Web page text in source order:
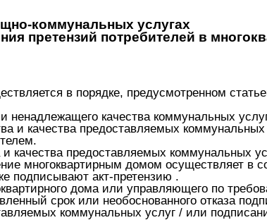
коммунальных услугах
претензий потребителей в
в порядке, предусмотренном
качества коммунальных
и качества предоставляемых
качества предоставляемых коммунальных
многоквартирным домом осуществляет в
подписывают акт-претензию .
дома или управляющего по
срок или необоснованного отказа
коммунальных услуг / или